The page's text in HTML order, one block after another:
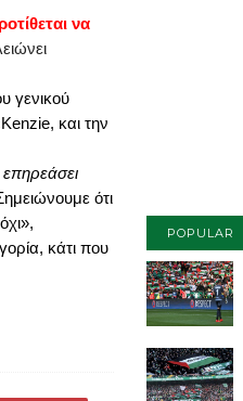
να
γενικού
, και την
ότι
κάτι που
POPULAR